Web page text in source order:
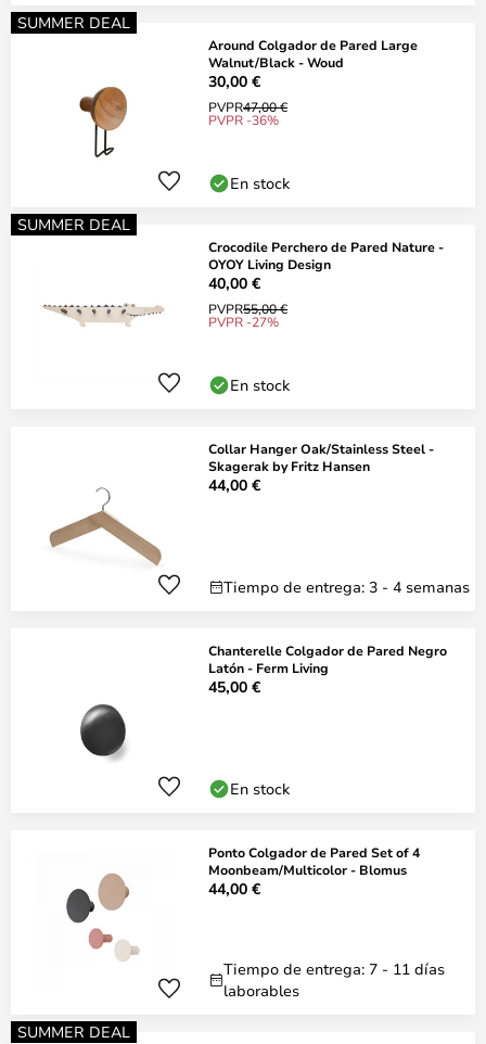
SUMMER DEAL
Around Colgador de Pared Large
Walnut/Black - Woud
30,00 €
PVPR47,00 €
PVPR -36%
En stock
SUMMER DEAL
Crocodile Perchero de Pared Nature -
OYOY Living Design
40,00 €
PVPR55,00 €
PVPR -27%
En stock
Collar Hanger Oak/Stainless Steel -
Skagerak by Fritz Hansen
44,00 €
Tiempo de entrega: 3 - 4 semanas
Chanterelle Colgador de Pared Negro
Latón - Ferm Living
45,00 €
En stock
Ponto Colgador de Pared Set of 4
Moonbeam/Multicolor - Blomus
44,00 €
Tiempo de entrega: 7 - 11 días
laborables
SUMMER DEAL